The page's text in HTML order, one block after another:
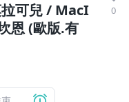
可兒 / MacI
恩 (歐版.有
0